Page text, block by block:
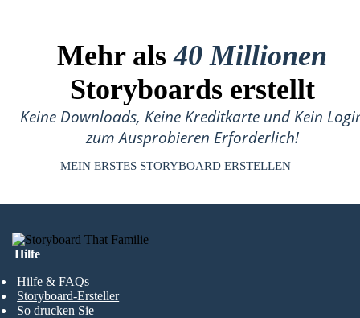
Mehr als40 Millionen
Storyboards erstellt
Keine Downloads, Keine Kreditkarte und Kein
zum Ausprobieren Erforderlich!
MEIN ERSTES STORYBOARD ERSTELLEN
Hilfe
Hilfe & FAQs
Storyboard-Ersteller
So drucken Sie